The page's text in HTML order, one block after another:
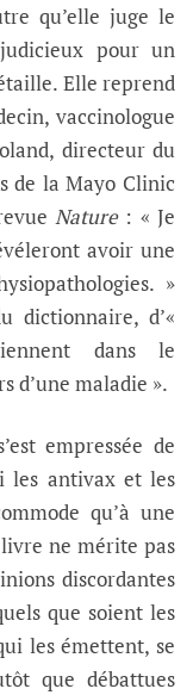
qu’elle juge le
pour un
Elle reprend
vaccinologue
directeur du
de la Mayo Clinic
Nature: « Je
avoir une
»
dictionnaire, d’«
dans le
d’une maladie ».
empressée de
les antivax et les
qu’à une
ne mérite pas
discordantes
que soient les
les émettent, se
que débattues